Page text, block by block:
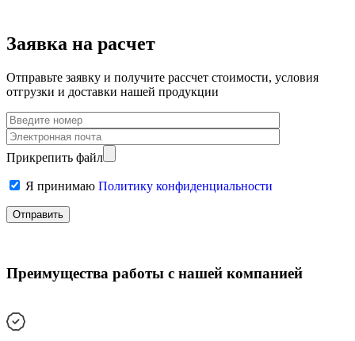
Заявка на расчет
Отправьте заявку и получите рассчет стоимости, условия
отгрузки и доставки нашей продукции
Прикрепить файл
Я принимаю Политику конфиденциальности
Преимущества работы с нашей компанией